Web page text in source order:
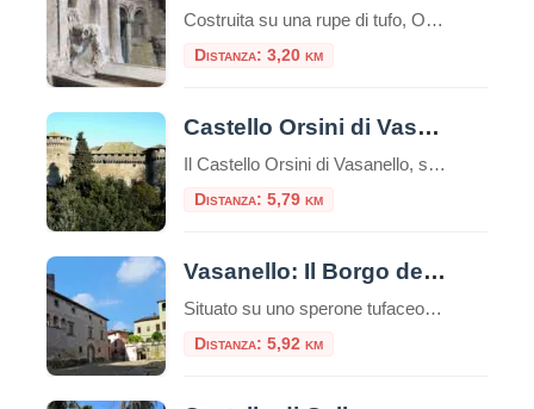
Costruita su una rupe di tufo, Orte, al suo interno conserva un tesoro nascosto fatto di cunicoli, cisterne, pozzi, laboratori e vari luoghi di attività. Al di sotto del paese, li dove non te lo aspetti, c’è una fitta rete di cunicoli che testimonia tutte le attività che in questo luogo, nei millenni, si sono […]
Distanza: 3,20 km
Castello Orsini di Vasanello
Il Castello Orsini di Vasanello, situato all’ingresso del borgo medievale in provincia di Viterbo, rappresenta un notevole esempio di architettura militare trasformata in residenza nobiliare nel corso dei secoli. Origini e trasformazioni storiche Le origini del castello risalgono al 1278, quando Orso Orsini, nipote di papa Niccolò III, acquisì il feudo di Vasanello, allora noto […]
Distanza: 5,79 km
Vasanello: Il Borgo della Ceramica nel Cuore della Tuscia
Situato su uno sperone tufaceo nel Lazio settentrionale, Vasanello è un borgo che incanta per la sua autenticità. Conosciuto anticamente come Bassanello, questo comune della provincia di Viterbo è un intreccio di storia etrusca, architettura medievale e una tradizione artigianale che sopravvive da secoli. Se cerchi una meta lontana dal turismo di massa, dove il […]
Distanza: 5,92 km